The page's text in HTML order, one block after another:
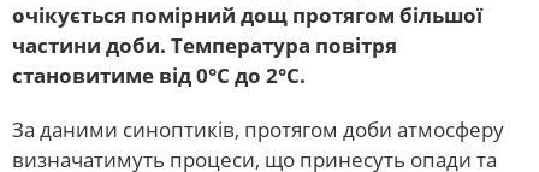
очікується помірний дощ протягом більшої
частини доби. Температура повітря
становитиме від 0°С до 2°С.
За даними синоптиків, протягом доби атмосферу
визначатимуть процеси, що принесуть опади та